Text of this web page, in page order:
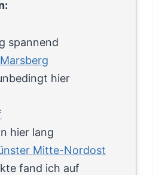
spannend
hier
hier lang
Mitte-Nordost
fand ich auf